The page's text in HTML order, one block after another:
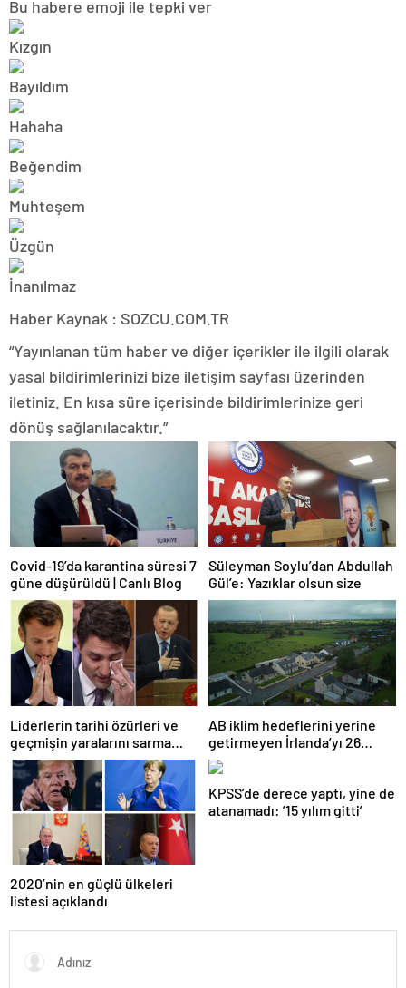
Bu habere emoji ile tepki ver
Haber Kaynak : SOZCU.COM.TR
“Yayınlanan tüm haber ve diğer içerikler ile ilgili olarak
yasal bildirimlerinizi bize iletişim sayfası üzerinden
iletiniz. En kısa süre içerisinde bildirimlerinize geri
dönüş sağlanılacaktır.”
Covid-19’da karantina süresi 7
güne düşürüldü | Canlı Blog
Süleyman Soylu’dan Abdullah
Gül’e: Yazıklar olsun size
Liderlerin tarihi özürleri ve
geçmişin yaralarını sarma
çabaları
AB iklim hedeflerini yerine
getirmeyen İrlanda’yı 26
milyar euroluk ceza bekliyor
olabilir
2020’nin en güçlü ülkeleri
listesi açıklandı
KPSS’de derece yaptı, yine de
atanamadı: ’15 yılım gitti’